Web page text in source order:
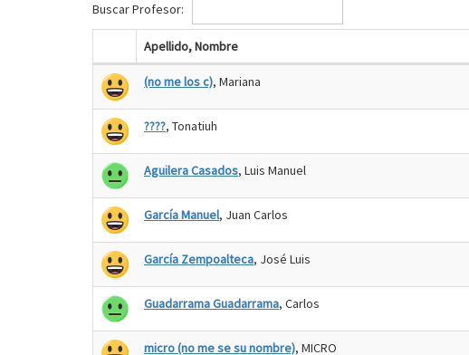
Buscar Profesor:
Apellido, Nombre
(no me los c), Mariana
????, Tonatiuh
Aguilera Casados, Luis Manuel
García Manuel, Juan Carlos
García Zempoalteca, José Luis
Guadarrama Guadarrama, Carlos
micro (no me se su nombre), MICRO